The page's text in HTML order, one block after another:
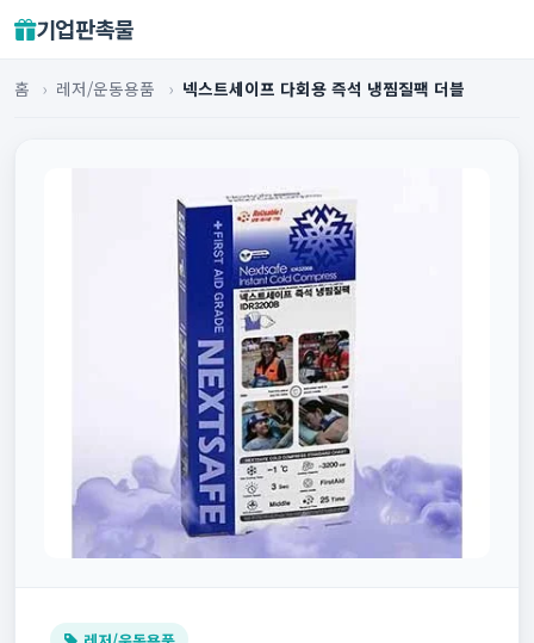
기업판촉물
홈 › 레저/운동용품 › 넥스트세이프 다회용 즉석 냉찜질팩 더블